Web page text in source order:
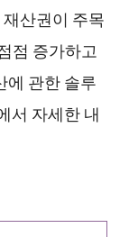
산권이 주목
점 증가하고
에 관한 솔루
서 자세한 내